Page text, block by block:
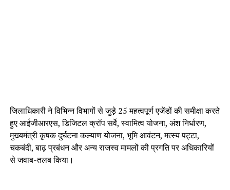
जिलाधिकारी ने विभिन्न विभागों से जुड़े 25 महत्वपूर्ण एजेंडों की समीक्षा करते
हुए आईजीआरएस, डिजिटल क्रॉप सर्वे, स्वामित्व योजना, अंश निर्धारण,
मुख्यमंत्री कृषक दुर्घटना कल्याण योजना, भूमि आवंटन, मत्स्य पट्टा,
चकबंदी, बाढ़ प्रबंधन और अन्य राजस्व मामलों की प्रगति पर अधिकारियों
से जवाब-तलब किया।